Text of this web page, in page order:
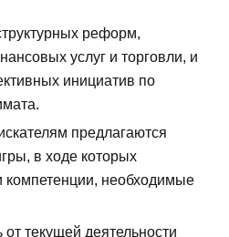
реформ,
услуг и торговли, и
инициатив по
предлагаются
в ходе которых
необходимые
текущей деятельности